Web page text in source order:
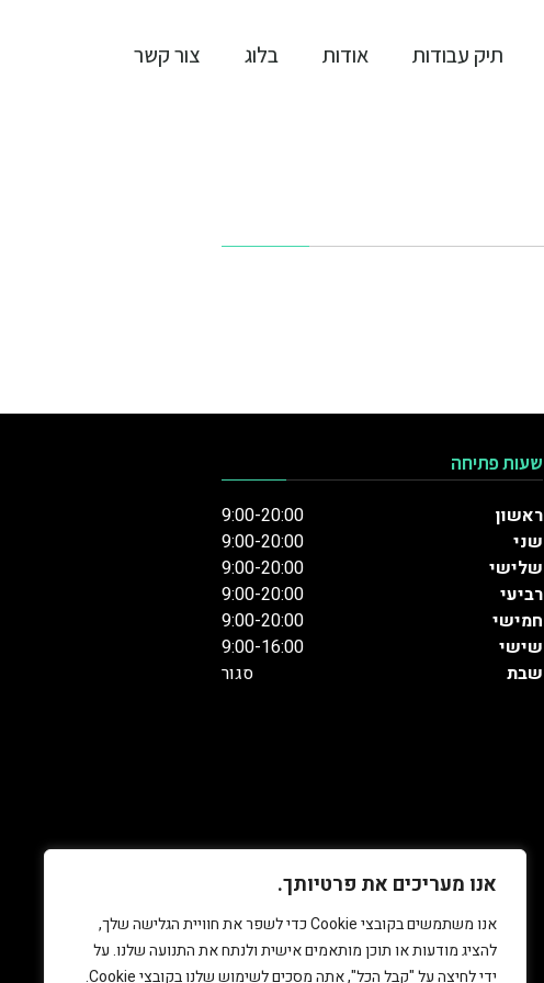
אנו מעריכים את פרטיותך.
אנו משתמשים בקובצי Cookie כדי לשפר את חוויית הגלישה שלך,
להציג מודעות או תוכן מותאמים אישית ולנתח את התנועה שלנו. על
ידי לחיצה על "קבל הכל", אתה מסכים לשימוש שלנו בקובצי Cookie.
תיק עבודות אודות בלוג צור קשר
שעות פתיחה
ראשון
9:00-20:00
שני
9:00-20:00
שלישי
9:00-20:00
רביעי
9:00-20:00
חמישי
9:00-20:00
שישי
9:00-16:00
שבת
סגור